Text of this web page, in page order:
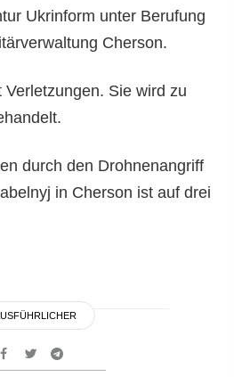
Ukrinform unter Berufung
Cherson.
Sie wird zu
durch den Drohnenangriff
in Cherson ist auf drei